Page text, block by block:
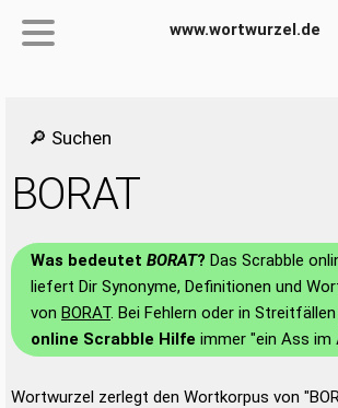
www.wortwurzel.de
🔎 Suchen
BORAT
Was bedeutet BORAT? Das Scrabble
liefert Dir Synonyme, Definitionen und
von BORAT. Bei Fehlern oder in
online Scrabble Hilfe immer "ein Ass im
Wortwurzel zerlegt den Wortkorpus von